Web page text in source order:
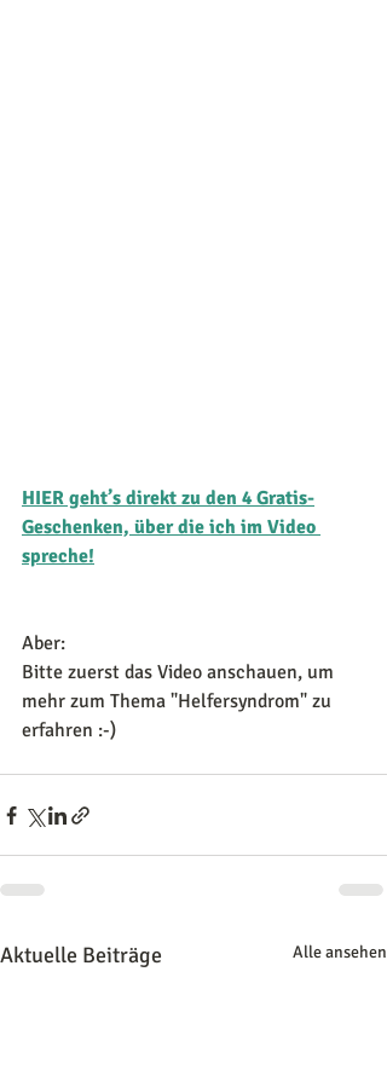
HIER geht’s direkt zu den 4 Gratis-
Geschenken, über die ich im Video
spreche!
Aber:
Bitte zuerst das Video anschauen, um
mehr zum Thema "Helfersyndrom" zu
erfahren :-)
Aktuelle Beiträge Alle ansehen